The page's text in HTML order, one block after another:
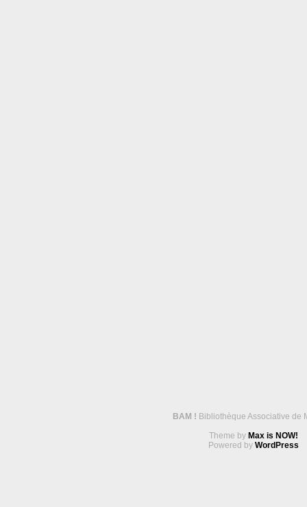
BAM ! Bibliothèque Associative de
Theme by Max is NOW!
Powered by WordPress